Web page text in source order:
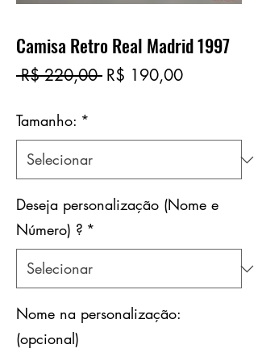
Camisa Retro Real Madrid 1997
R$ 220,00 Preço
R$ 190,00Preço
Tamanho: *
Deseja personalização (Nome e
Número) ? *
Nome na personalização:
(opcional)